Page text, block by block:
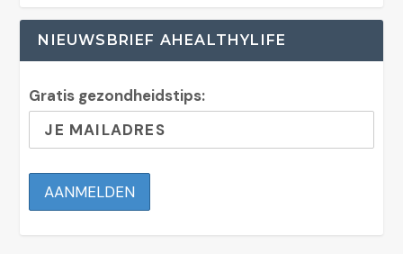
NIEUWSBRIEF AHEALTHYLIFE
Gratis gezondheidstips: